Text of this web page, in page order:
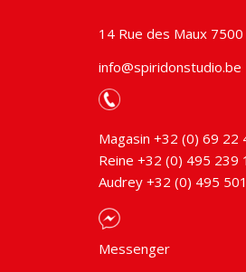
14 Rue des Maux
info@spiridonstudio.be
Magasin +32 (0) 69 22
Reine +32 (0) 495 239
Audrey +32 (0) 495
Messenger